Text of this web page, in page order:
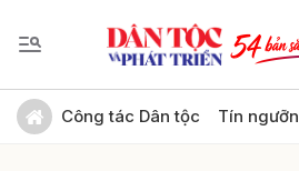
Công tác Dân tộc Tín
Gửi bình luận